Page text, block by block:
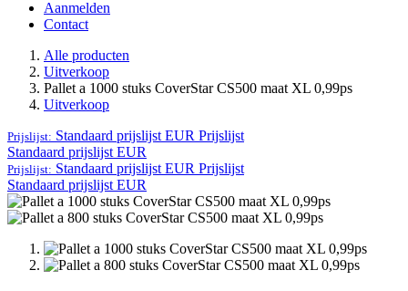
Aanmelden
Contact
Alle producten
Uitverkoop
Pallet a 1000 stuks CoverStar CS500 maat XL 0,99ps
Uitverkoop
Prijslijst: Standaard prijslijst EUR Prijslijst
Standaard prijslijst EUR
Prijslijst: Standaard prijslijst EUR Prijslijst
Standaard prijslijst EUR